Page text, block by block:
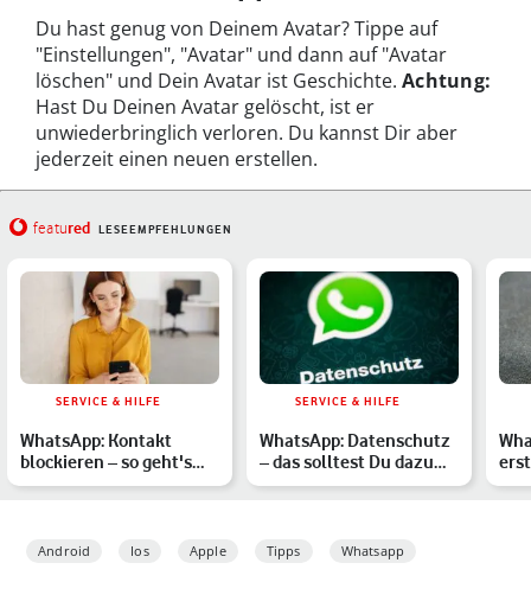
Du hast genug von Deinem Avatar? Tippe auf
"Einstellungen", "Avatar" und dann auf "Avatar
löschen" und Dein Avatar ist Geschichte. Achtung:
Hast Du Deinen Avatar gelöscht, ist er
unwiederbringlich verloren. Du kannst Dir aber
jederzeit einen neuen erstellen.
featured LESEEMPFEHLUNGEN
SERVICE & HILFE
WhatsApp: Kontakt
blockieren – so geht's
auf iPhone und Android-
SERVICE & HILFE
WhatsApp: Datenschutz
– das solltest Du dazu
wissen
Du
Android Ios Apple Tipps Whatsapp